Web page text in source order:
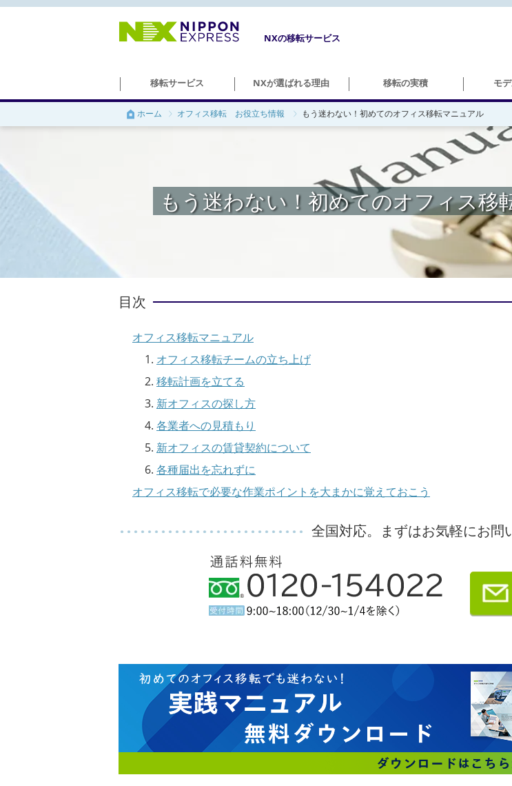
NXの移転サービス
移転サービス
＞オフィス移転
＞研究所移転
＞個別サービス一覧
NXが選ばれる理由 移転の実積 モ
ホーム オフィス移転 お役立ち情報 もう迷わない！初めてのオフィス移転マニュアル
もう迷わない！初めてのオフィス移
目次
オフィス移転マニュアル
オフィス移転チームの立ち上げ
移転計画を立てる
新オフィスの探し方
各業者への見積もり
新オフィスの賃貸契約について
各種届出を忘れずに
オフィス移転で必要な作業ポイントを大まかに覚えておこう
全国対応。 まずはお気軽にお問